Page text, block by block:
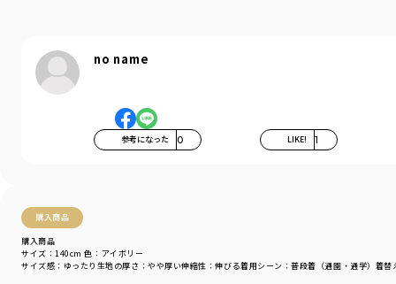
no name
参考になった 0 LIKE! 1
購入商品
購入商品
サイズ感 ：ゆったり 生地の厚さ ：やや厚い伸縮性 ：伸びる着用シーン ：普段着（通園・通学） 着替
サイズ：140cm 色：アイボリー